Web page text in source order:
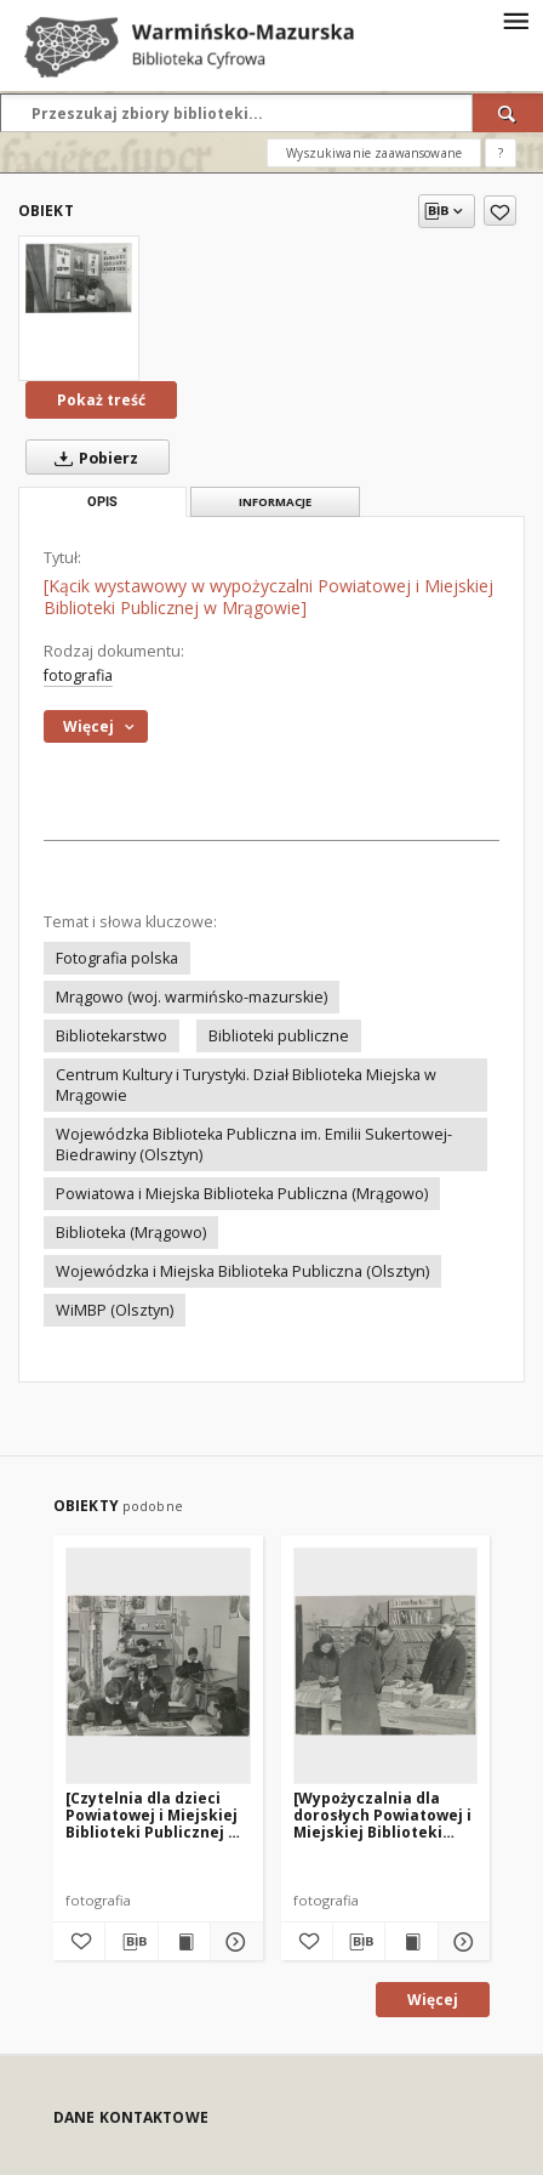
Wyszukiwanie zaawansowane ?
OBIEKT
Pokaż treść
Pobierz
OPIS INFORMACJE
Tytuł:
[Kącik wystawowy w wypożyczalni Powiatowej i Miejskiej
Biblioteki Publicznej w Mrągowie]
Rodzaj dokumentu:
fotografia
Więcej
Temat i słowa kluczowe:
Fotografia polska
Mrągowo (woj. warmińsko-mazurskie)
Bibliotekarstwo
Biblioteki publiczne
Centrum Kultury i Turystyki. Dział Biblioteka Miejska w
Mrągowie
Wojewódzka Biblioteka Publiczna im. Emilii Sukertowej-
Biedrawiny (Olsztyn)
Powiatowa i Miejska Biblioteka Publiczna (Mrągowo)
Biblioteka (Mrągowo)
Wojewódzka i Miejska Biblioteka Publiczna (Olsztyn)
WiMBP (Olsztyn)
OBIEKTY podobne
[Czytelnia dla dzieci
Powiatowej i Miejskiej
Biblioteki Publicznej w
fotografia
[Wypożyczalnia dla
dorosłych Powiatowej i
Miejskiej Biblioteki
fotografia
Więcej
DANE KONTAKTOWE